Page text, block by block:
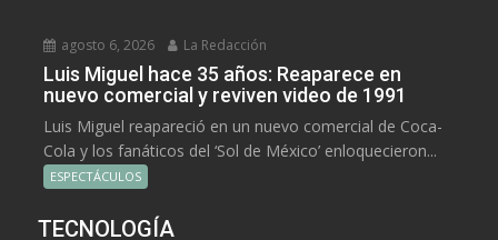
agosto 6, 2026 La Redacción
Luis Miguel hace 35 años: Reaparece en
nuevo comercial y reviven video de 1991
Luis Miguel reapareció en un nuevo comercial de Coca-
Cola y los fanáticos del ‘Sol de México’ enloquecieron...
ESPECTÁCULOS
TECNOLOGÍA